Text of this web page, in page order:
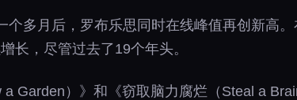
多月后，罗布乐思同时在线峰值再创新高
长，尽管过去了19个年头。
Garden）》和《窃取脑力腐烂（Steal a